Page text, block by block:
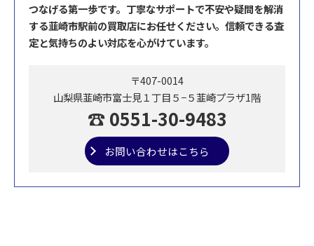
つなげる第一歩です。丁寧なサポートで不安や疑問を解消
する韮崎市駅前の買取店にお任せください。信頼できる査
定と気持ちのよい対応を心がけています。
〒407-0014
山梨県韮崎市富士見１丁目５−５韮崎プラザ1階
☎ 0551-30-9483
お問い合わせはこちら